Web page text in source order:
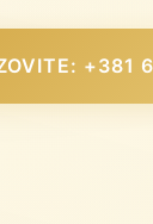
+381